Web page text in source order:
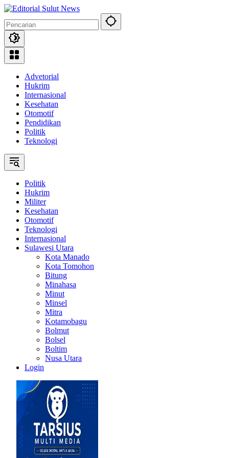
Langsung
konten
Advetorial
Hukrim
Internasional
Kesehatan
Otomotif
Pendidikan
Politik
Teknologi
Politik
Hukrim
Militer
Kesehatan
Otomotif
Teknologi
Internasional
Sulawesi Utara
Kota Manado
Kota Tomohon
Bitung
Minahasa
Minut
Minsel
Mitra
Kotamobagu
Bolmut
Bolsel
Boltim
Nusa Utara
Login